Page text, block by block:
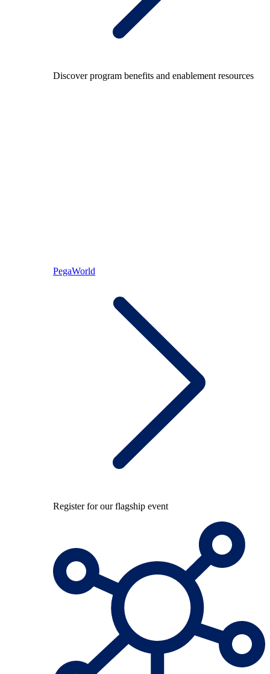
Discover program benefits and enablement resources
PegaWorld
Register for our flagship event